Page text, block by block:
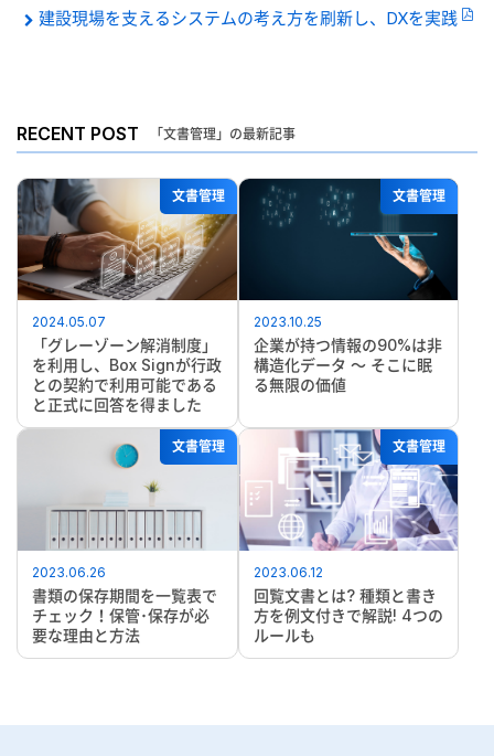
建設現場を支えるシステムの考え方を刷新し、DXを実践
RECENT POST 「文書管理」の最新記事
文書管理
2024.05.07
「グレーゾーン解消制度」
を利用し、Box Signが行政
との契約で利用可能である
と正式に回答を得ました
文書管理
2023.10.25
企業が持つ情報の90%は非
構造化データ ～ そこに眠
る無限の価値
文書管理
2023.06.26
書類の保存期間を一覧表で
チェック！保管･保存が必
要な理由と方法
文書管理
2023.06.12
回覧文書とは? 種類と書き
方を例文付きで解説! 4つの
ルールも